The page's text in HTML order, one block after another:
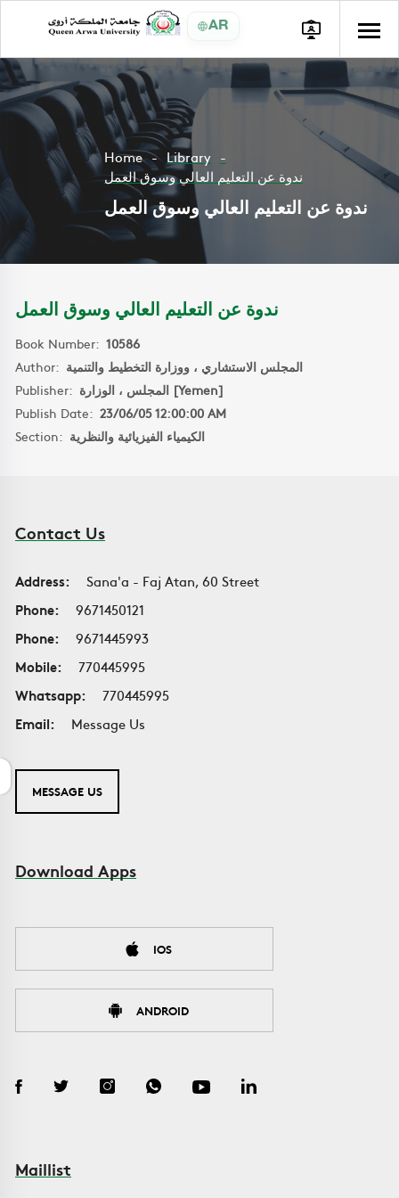
AR
Home
Library
ندوة عن التعليم العالي وسوق العمل
ندوة عن التعليم العالي وسوق العمل
ندوة عن التعليم العالي وسوق العمل
Book Number: 10586
Author: المجلس الاستشاري ، ووزارة التخطيط والتنمية
Publisher:
المجلس ، الوزارة [Yemen]
Publish Date: 23/06/05 12:00:00 AM
Section: الكيمياء الفيزيائية والنظرية
Contact Us
Address:
Sana'a - Faj Atan, 60 Street
Phone:
9671450121
Phone:
9671445993
Mobile:
770445995
Whatsapp:
770445995
Email:
Message Us
MESSAGE US
Download Apps
IOS
ANDROID
Maillist